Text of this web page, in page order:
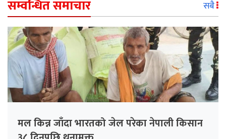
सम्वन्धित समाचार सबै
मल किन्न जाँदा भारतको जेल परेका नेपाली किसान